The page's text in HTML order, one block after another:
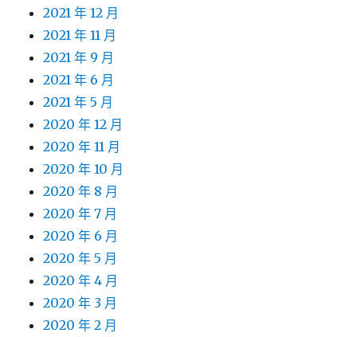
2021 年 12 月
2021 年 11 月
2021 年 9 月
2021 年 6 月
2021 年 5 月
2020 年 12 月
2020 年 11 月
2020 年 10 月
2020 年 8 月
2020 年 7 月
2020 年 6 月
2020 年 5 月
2020 年 4 月
2020 年 3 月
2020 年 2 月